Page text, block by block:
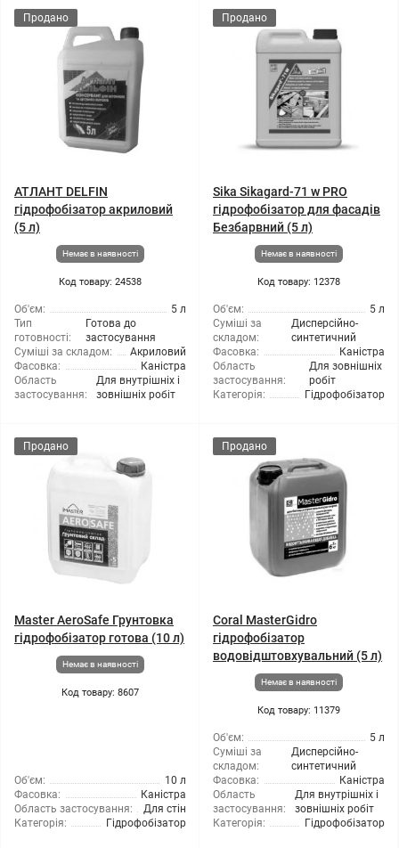
Продано
АТЛАНТ DELFIN
гідрофобізатор акриловий
(5 л)
Немає в наявності
Код товару: 24538
Об'єм:
5 л
Тип
готовності:
Готова до
застосування
Суміші за складом:
Акриловий
Фасовка:
Каністра
Область
застосування:
Для внутрішніх і
зовнішніх робіт
Продано
Sika Sikagard-71 w PRO
гідрофобізатор для фасадів
Безбарвний (5 л)
Немає в наявності
Код товару: 12378
Об'єм:
5 л
Суміші за
складом:
Дисперсійно-
синтетичний
Фасовка:
Каністра
Область
застосування:
Для зовнішніх
робіт
Категорія:
Гідрофобізатор
Продано
Master AeroSafe Грунтовка
гідрофобізатор готова (10 л)
Немає в наявності
Код товару: 8607
Об'єм:
10 л
Фасовка:
Каністра
Область застосування:
Для стін
Категорія:
Гідрофобізатор
Продано
Coral MasterGidro
гідрофобізатор
водовідштовхувальний (5 л)
Немає в наявності
Код товару: 11379
Об'єм:
5 л
Суміші за
складом:
Дисперсійно-
синтетичний
Фасовка:
Каністра
Область
застосування:
Для внутрішніх і
зовнішніх робіт
Категорія:
Гідрофобізатор